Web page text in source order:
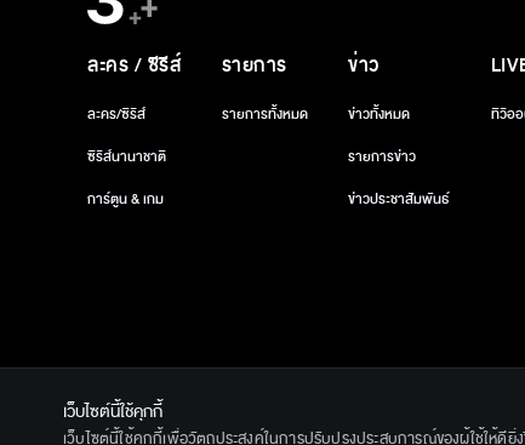
ละคร / ซีรีส์
ละคร/ซีรีส์
ซีรีส์นานาชาติ
การ์ตูน & เกม
รายการ
รายการทั้งหมด
ข่าว
ข่าวทั้งหมด
รายการข่าว
ข่าวประชาสัมพันธ์
ทีวีอ
© 2020
เว็บไซต์นี้ใช้คุกกี้
เว็บไซต์นี้ใช้คุกกี้เพื่อวัตถุประสงค์ในการปรับปรุงประสบการณ์ของผู้ใช้ให้ดี